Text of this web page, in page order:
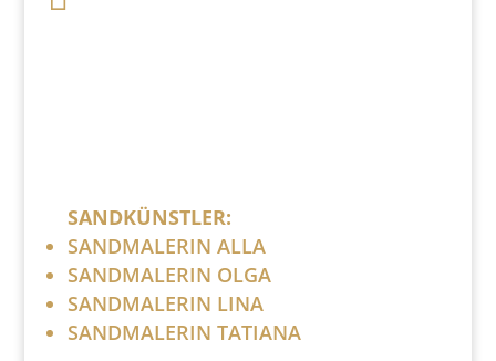
SANDKÜNSTLER:
SANDMALERIN ALLA
SANDMALERIN OLGA
SANDMALERIN LINA
SANDMALERIN TATIANA